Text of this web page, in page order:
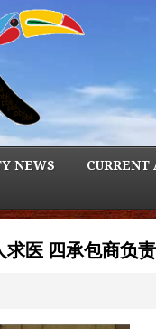
NEWS CURRENT
求医 四承包商负